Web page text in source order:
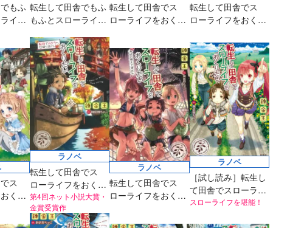
もふ
イフ
転生して田舎でもふ
もふとスローライフ
転生して田舎でス
ローライフをおくり
つくろう
転生して田舎でス
ローライフをおくり
へ行こう！
ス
くり
ラノベ
転生して田舎でス
ローライフをおくり
たい 転移でカグラヘ
日帰り旅行
第4回ネット小説大賞・
金賞受賞作
ラノベ
転生して田舎でス
ローライフをおくり
休み
ラノベ
［試し読み］転生し
て田舎でスローライ
フをおくりたい（文
スローライフを堪能！